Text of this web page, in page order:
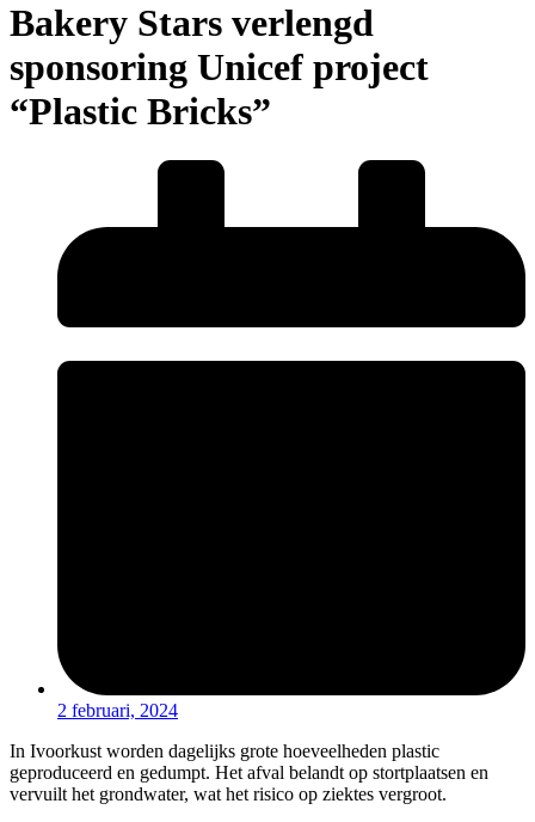
Bakery Stars verlengd
sponsoring Unicef project
“Plastic Bricks”
2 februari, 2024
In Ivoorkust worden dagelijks grote hoeveelheden plastic
geproduceerd en gedumpt. Het afval belandt op stortplaatsen en
vervuilt het grondwater, wat het risico op ziektes vergroot.